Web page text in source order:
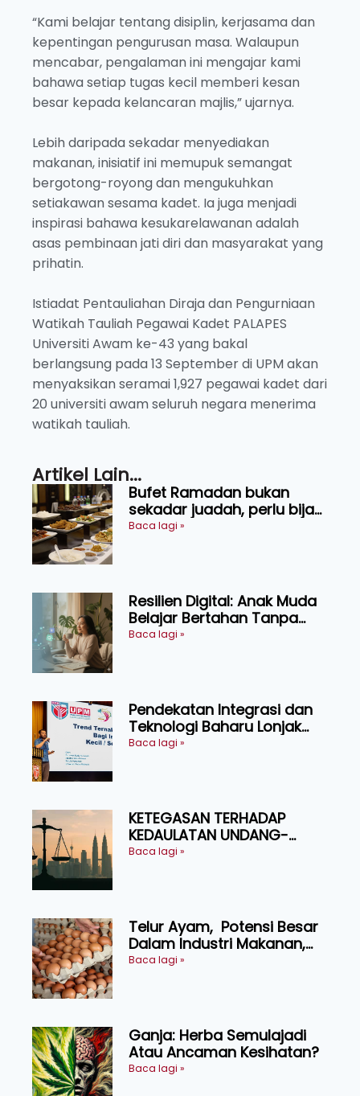
“Kami belajar tentang disiplin, kerjasama dan
kepentingan pengurusan masa. Walaupun
mencabar, pengalaman ini mengajar kami
bahawa setiap tugas kecil memberi kesan
besar kepada kelancaran majlis,” ujarnya.
Lebih daripada sekadar menyediakan
makanan, inisiatif ini memupuk semangat
bergotong-royong dan mengukuhkan
setiakawan sesama kadet. Ia juga menjadi
inspirasi bahawa kesukarelawanan adalah
asas pembinaan jati diri dan masyarakat yang
prihatin.
Istiadat Pentauliahan Diraja dan Pengurniaan
Watikah Tauliah Pegawai Kadet PALAPES
Universiti Awam ke-43 yang bakal
berlangsung pada 13 September di UPM akan
menyaksikan seramai 1,927 pegawai kadet dari
20 universiti awam seluruh negara menerima
watikah tauliah.
Artikel Lain...
Bufet Ramadan bukan
sekadar juadah, perlu bijak
memilih dan selamat
Baca lagi »
Resilien Digital: Anak Muda
Belajar Bertahan Tanpa
Perlu Menekan Diri
Baca lagi »
Pendekatan Integrasi dan
Teknologi Baharu Lonjak
Produktiviti Ternakan
Baca lagi »
KETEGASAN TERHADAP
KEDAULATAN UNDANG-
UNDANG ASAS KEPADA
Baca lagi »
Telur Ayam, Potensi Besar
Dalam Industri Makanan,
Kosmetik dan Penyelidikan
Baca lagi »
Ganja: Herba Semulajadi
Atau Ancaman Kesihatan?
Baca lagi »